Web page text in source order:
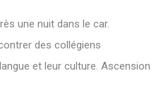
une nuit dans le car.
des collégiens
et leur culture. Ascension